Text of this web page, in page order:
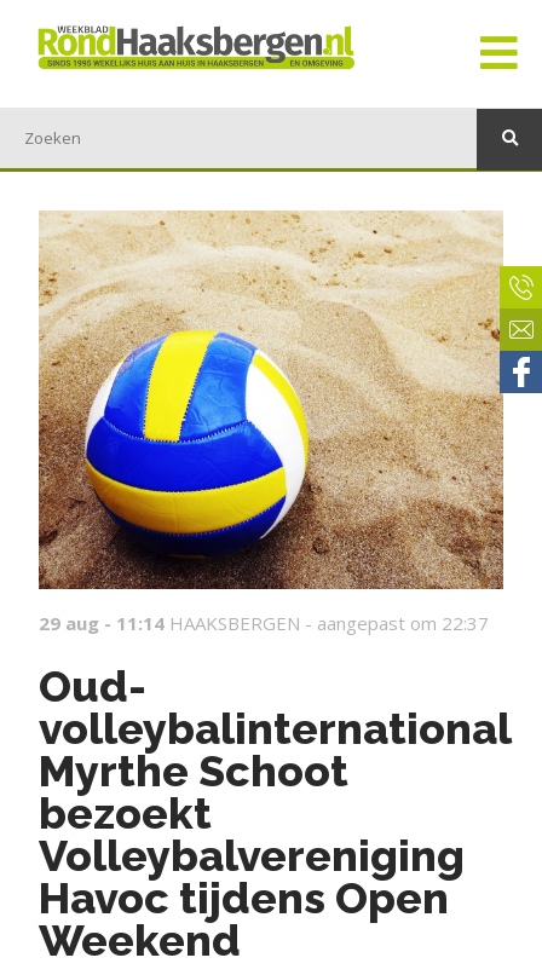
29 aug - 11:14 HAAKSBERGEN - aangepast om 22:37
Oud-
volleybalinternational
Myrthe Schoot
bezoekt
Volleybalvereniging
Havoc tijdens Open
Weekend